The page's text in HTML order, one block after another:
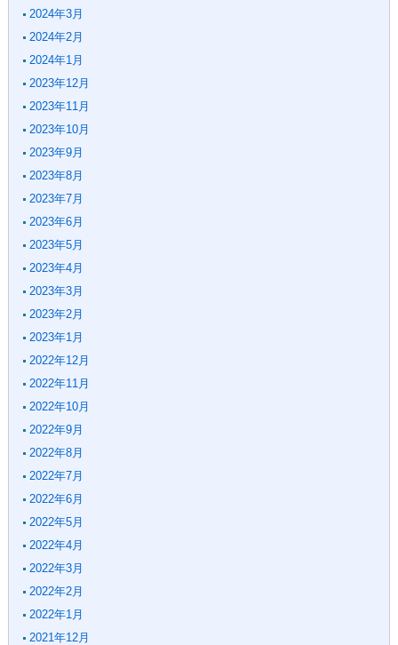
2024年3月
2024年2月
2024年1月
2023年12月
2023年11月
2023年10月
2023年9月
2023年8月
2023年7月
2023年6月
2023年5月
2023年4月
2023年3月
2023年2月
2023年1月
2022年12月
2022年11月
2022年10月
2022年9月
2022年8月
2022年7月
2022年6月
2022年5月
2022年4月
2022年3月
2022年2月
2022年1月
2021年12月